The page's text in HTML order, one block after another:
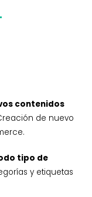
contenidos
de nuevo
tipo de
y etiquetas